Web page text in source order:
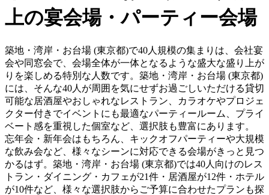
上の宴会場・パーティー会場
築地・湾岸・お台場 (東京都)で40人規模の集まりは、会社宴
会や同窓会で、会場全体が一体となるような盛大な盛り上が
りを楽しめる特別な人数です。築地・湾岸・お台場 (東京都)
には、そんな40人が周囲を気にせずお過ごしいただける貸切
可能な居酒屋やおしゃれなレストラン、カラオケやプロジェ
クター付きでイベントにも最適なパーティールーム、プライ
ベート感を重視した個室など、選択肢も豊富にあります。
忘年会・新年会はもちろん、キックオフパーティーや大規模
な飲み会など、様々なシーンに対応できる会場がきっと見つ
かるはず。築地・湾岸・お台場 (東京都)では40人向けのレス
トラン・ダイニング・カフェが21件・居酒屋が12件・ホテル
が10件など、様々な選択肢からご予算に合わせたプランも探